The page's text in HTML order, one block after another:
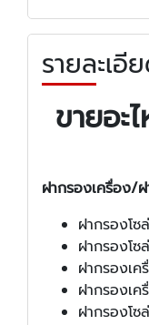
รายละเอี
ขายอะ
ฝากรองเครื่อง/ฝ
ฝากรองโ
ฝากรองโ
ฝากรองเ
ฝากรองเ
ฝากรองโ